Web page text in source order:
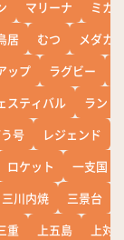
マリーナ
ミカ
居 むつ
メダカ
ップ ラグビー
スティバル
ランド
号 レジェンド
ロケット
一支国
三川内焼 三景台
重 上五島
上対